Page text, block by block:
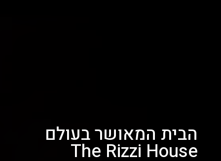
הבית המאושר בעולם
The Rizzi House